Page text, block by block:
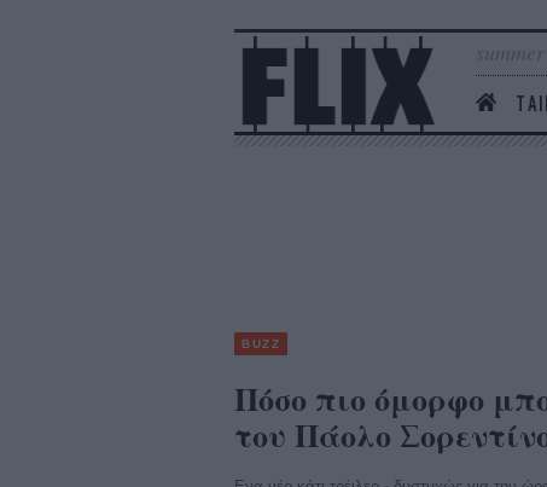
BUZZ
Πόσο πιο όμορφο
του Πάολο